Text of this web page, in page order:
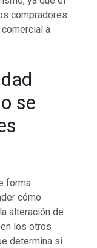
compradores
a
se
forma
cómo
alteración de
los otros
determina si